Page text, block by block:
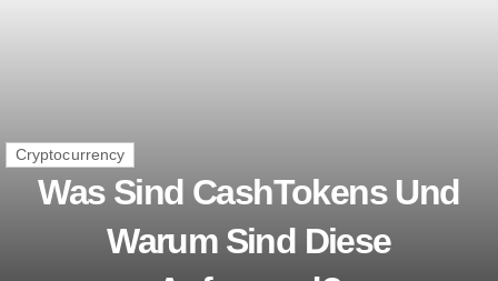
Cryptocurrency
Was Sind CashTokens Und
Warum Sind Diese